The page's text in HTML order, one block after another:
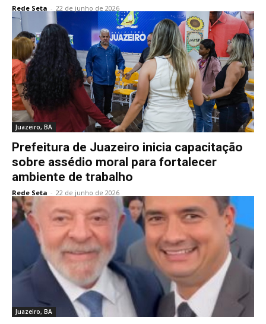
Rede Seta - 22 de junho de 2026
Juazeiro, BA
Prefeitura de Juazeiro inicia capacitação
sobre assédio moral para fortalecer
ambiente de trabalho
Rede Seta - 22 de junho de 2026
Juazeiro, BA